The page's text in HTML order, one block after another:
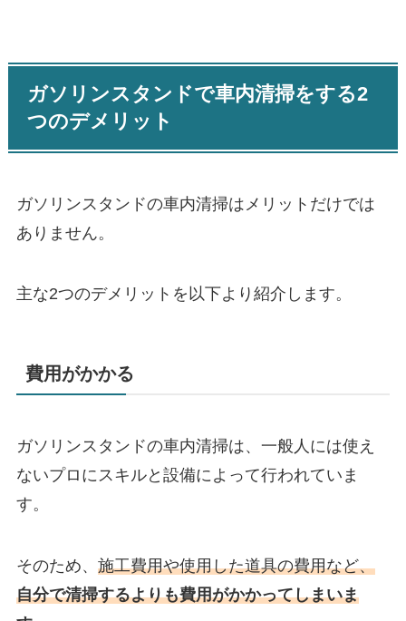
ガソリンスタンドで車内清掃をする2
つのデメリット
ガソリンスタンドの車内清掃はメリットだけでは
ありません。
主な2つのデメリットを以下より紹介します。
費用がかかる
ガソリンスタンドの車内清掃は、一般人には使え
ないプロにスキルと設備によって行われていま
す。
そのため、 施工費用や使用した道具の費用など、
自分で清掃するよりも費用がかかってしまいま